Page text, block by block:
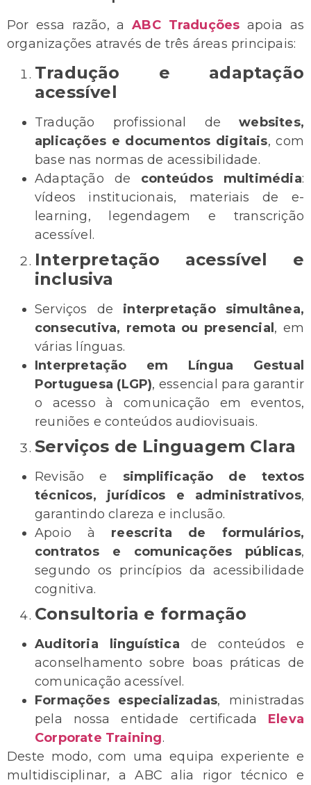
Por essa razão, aABC Traduções apoia as
organizações através de três áreas principais:
Tradução e adaptação
acessível
Tradução profissional dewebsites,
aplicações e documentos digitais, com
base nas normas de acessibilidade.
Adaptação de conteúdos multimédia:
vídeos institucionais, materiais de e-
learning, legendagem e transcrição
acessível.
Interpretação acessível e
inclusiva
Serviços de interpretação simultânea,
consecutiva, remota ou presencial , em
várias línguas.
Interpretação em Língua Gestual
Portuguesa (LGP), essencial para garantir
o acesso à comunicação em eventos,
reuniões e conteúdos audiovisuais.
Serviços de Linguagem Clara
Revisão e simplificação de textos
técnicos, jurídicos e administrativos,
garantindo clareza e inclusão.
Apoio à reescrita de formulários,
contratos e comunicações públicas,
segundo os princípios da acessibilidade
cognitiva.
Consultoria e formação
Auditoria linguística de conteúdos e
aconselhamento sobre boas práticas de
comunicação acessível.
Formações especializadas, ministradas
pela nossa entidade certificada Eleva
Corporate Training.
Deste modo, com uma equipa experiente e
multidisciplinar, a ABC alia rigor técnico e